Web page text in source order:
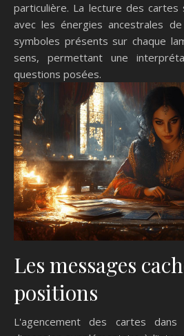
particulière. La lecture des cartes
avec les énergies ancestrales
symboles présents sur chaque
sens, permettant une
questions posées.
Les messages
positions
L'agencement des cartes